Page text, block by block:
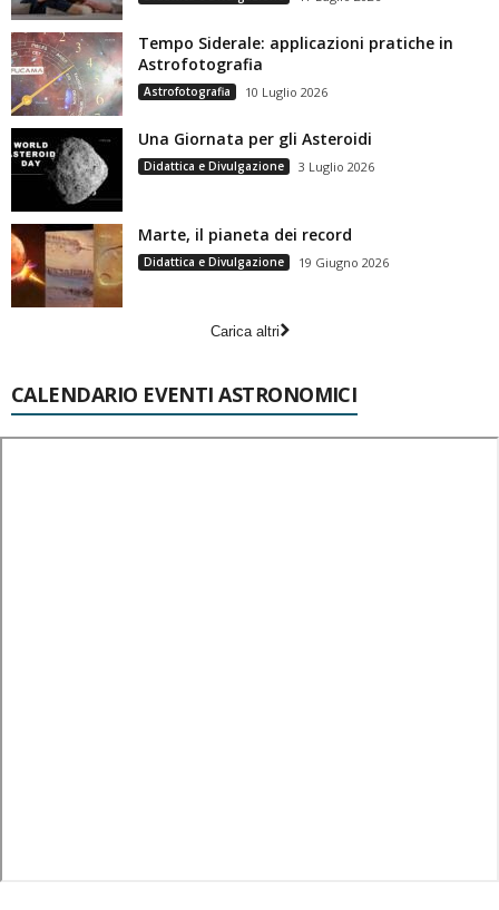
Tempo Siderale: applicazioni pratiche in
Astrofotografia
Astrofotografia 10 Luglio 2026
Una Giornata per gli Asteroidi
Didattica e Divulgazione 3 Luglio 2026
Marte, il pianeta dei record
Didattica e Divulgazione 19 Giugno 2026
Carica altri
CALENDARIO EVENTI ASTRONOMICI